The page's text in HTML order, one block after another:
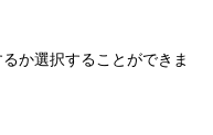
か選択することができま